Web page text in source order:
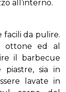
all’interno.
facili da pulire.
ottone ed al
il barbecue
piastre, sia in
lavate in